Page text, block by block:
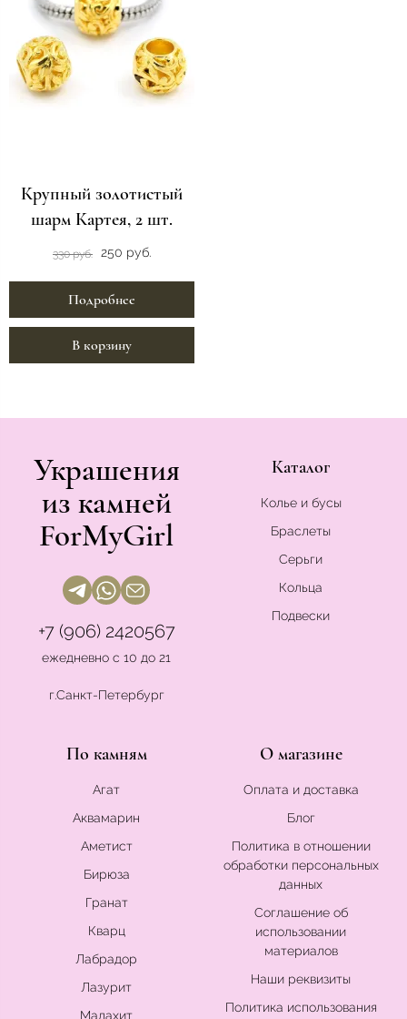
Крупный золотистый
шарм Картея, 2 шт.
330 руб. 250 руб.
Подробнее
В корзину
Украшения
из камней
ForMyGirl
+7 (906) 2420567
ежедневно с 10 до 21
г.Санкт-Петербург
Каталог
Колье и бусы
Браслеты
Серьги
Кольца
Подвески
По камням
Агат
Аквамарин
Аметист
Бирюза
Гранат
Кварц
Лабрадор
Лазурит
Малахит
О магазине
Оплата и доставка
Блог
Политика в отношении
обработки персональных
данных
Соглашение об
использовании
материалов
Наши реквизиты
Политика использования